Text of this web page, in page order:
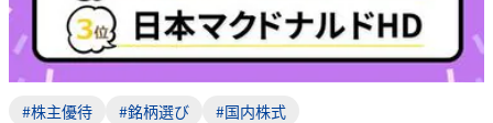
#株主優待 #銘柄選び #国内株式